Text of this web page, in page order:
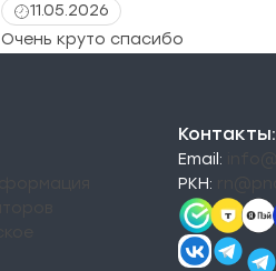
11.05.2026
Очень круто спасибо
Контакты:
Email:
РКН: